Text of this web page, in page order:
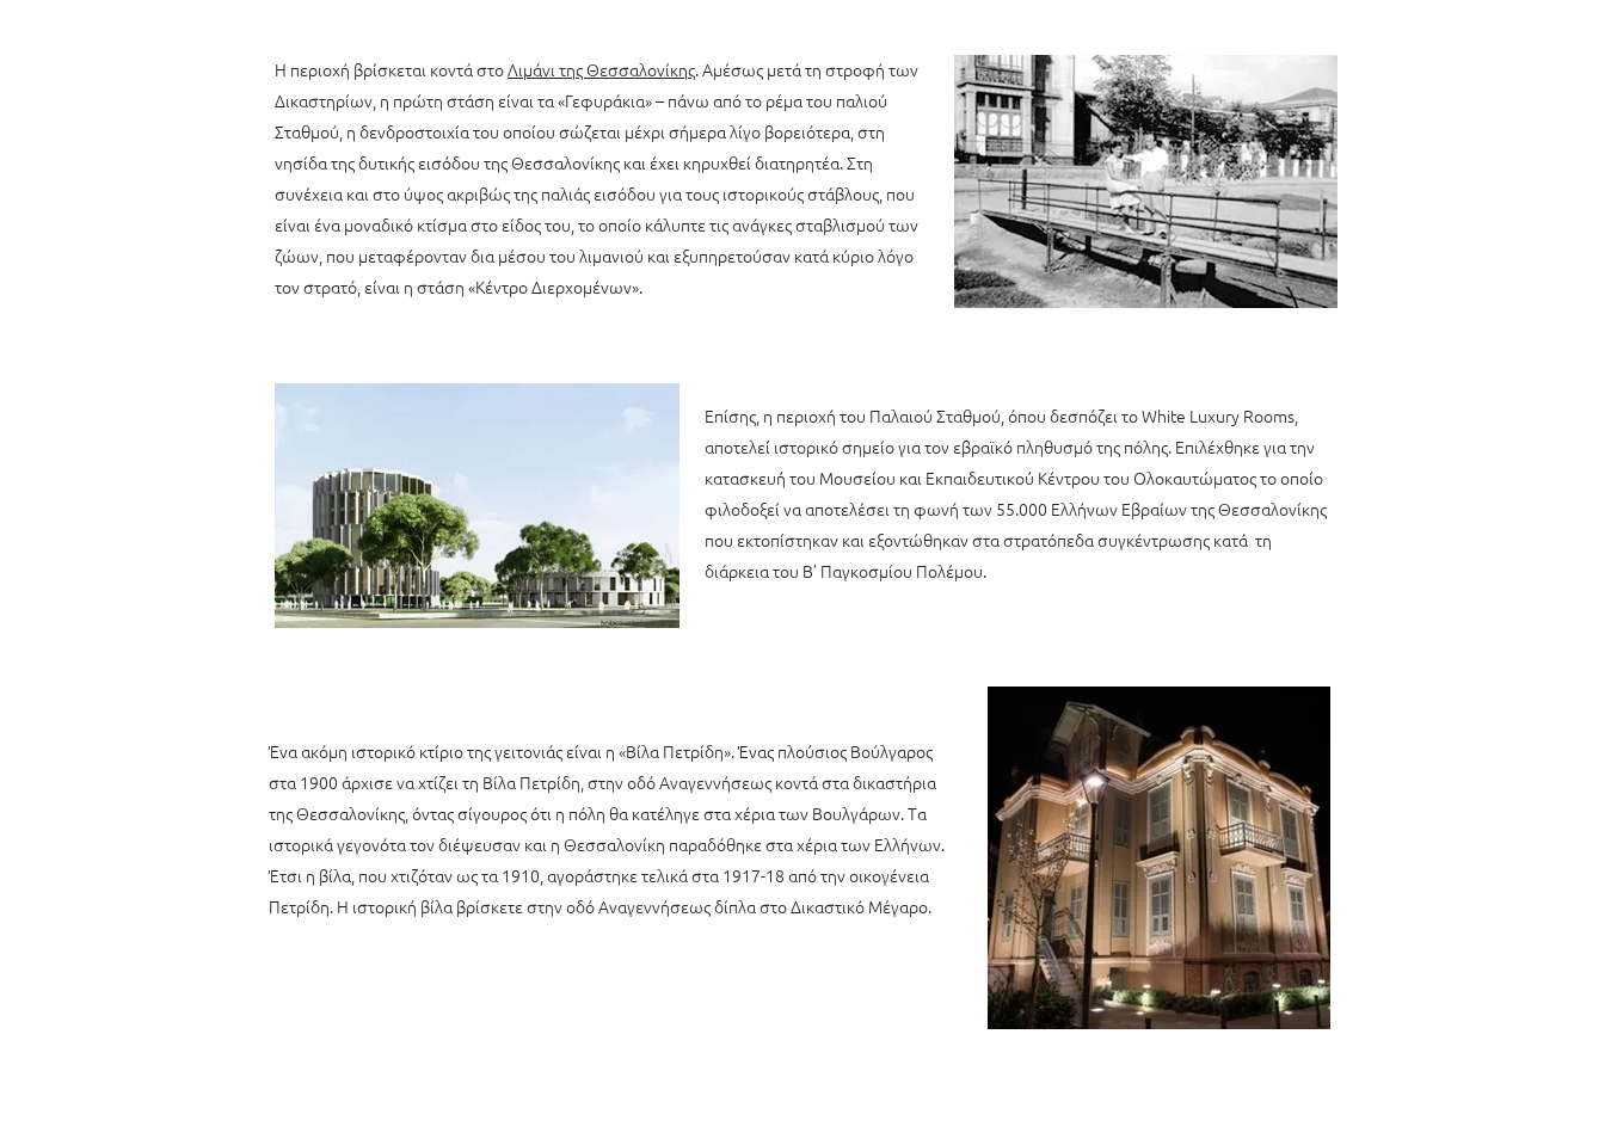
Η περιοχή βρίσκεται κοντά στοΛιμάνι της Θεσσαλονίκης. Αμέσως μετά τη στροφή των
Δικαστηρίων, η πρώτη στάση είναι τα «Γεφυράκια» – πάνω από το ρέμα του παλιού
Σταθμού, η δενδροστοιχία του οποίου σώζεται μέχρι σήμερα λίγο βορειότερα, στη
νησίδα της δυτικής εισόδου της Θεσσαλονίκης και έχει κηρυχθεί διατηρητέα. Στη
συνέχεια και στο ύψος ακριβώς της παλιάς εισόδου για τους ιστορικούς στάβλους, που
είναι ένα μοναδικό κτίσμα στο είδος του, το οποίο κάλυπτε τις ανάγκες σταβλισμού των
ζώων, που μεταφέρονταν δια μέσου του λιμανιού και εξυπηρετούσαν κατά κύριο λόγο
τον στρατό, είναι η στάση «Κέντρο Διερχομένων».
Επίσης, η περιοχή του Παλαιού Σταθμού, όπου δεσπόζει το White Luxury Rooms,
αποτελεί ιστορικό σημείο για τον εβραϊκό πληθυσμό της πόλης. Επιλέχθηκε για την
κατασκευή του Μουσείου και Εκπαιδευτικού Κέντρου του Ολοκαυτώματος το οποίο
φιλοδοξεί να αποτελέσει τη φωνή των 55.000 Ελλήνων Εβραίων της Θεσσαλονίκης
που εκτοπίστηκαν και εξοντώθηκαν στα στρατόπεδα συγκέντρωσης κατά τη
διάρκεια του Β’ Παγκοσμίου Πολέμου.
Ένα ακόμη ιστορικό κτίριο της γειτονιάς είναι η «Βίλα Πετρίδη». Ένας πλούσιος Βούλγαρος
στα 1900 άρχισε να χτίζει τη Βίλα Πετρίδη, στην οδό Αναγεννήσεως κοντά στα δικαστήρια
της Θεσσαλονίκης, όντας σίγουρος ότι η πόλη θα κατέληγε στα χέρια των Βουλγάρων. Τα
ιστορικά γεγονότα τον διέψευσαν και η Θεσσαλονίκη παραδόθηκε στα χέρια των Ελλήνων.
Έτσι η βίλα, που χτιζόταν ως τα 1910, αγοράστηκε τελικά στα 1917-18 από την οικογένεια
Πετρίδη. Η ιστορική βίλα βρίσκετε στην οδό Αναγεννήσεως δίπλα στο Δικαστικό Μέγαρο.